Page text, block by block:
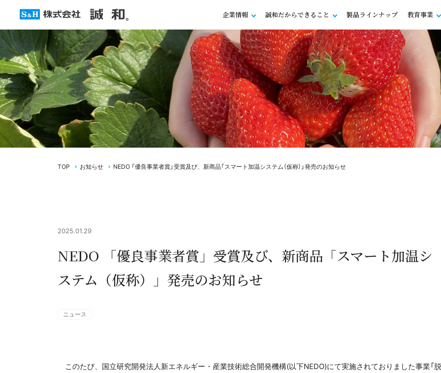
企業情報 誠和だからできること 製品ラインナップ 教育事業
TOP お知らせ NEDO 「優良事業者賞」受賞及び、新商品「スマート加温システム（仮称）」発売のお知らせ
2025.01.29
NEDO 「優良事業者賞」受賞及び、新商品「スマート加温シ
ステム（仮称）」発売のお知らせ
ニュース
このたび、国立研究開発法人新エネルギー・産業技術総合開発機構(以下NEDO)にて実施されておりました事業「脱